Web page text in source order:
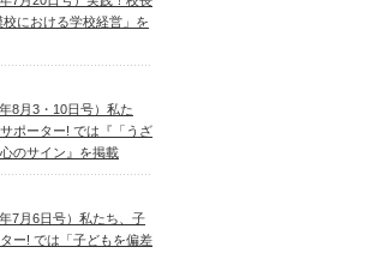
における学校経営」を
8月3・10日号）私た
ポーター! では『「うざ
のサイン』を掲載
7月6日号）私たち、子
ー! では「子どもを偏差